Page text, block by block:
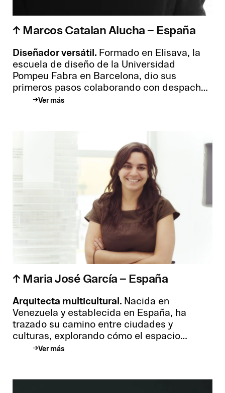
↑ Marcos Catalan Alucha – España
Diseñador versátil. Formado en Elisava, la
escuela de diseño de la Universidad
Pompeu Fabra en Barcelona, dio sus
primeros pasos colaborando con despachos
de arquitectura en los que cultivó una
Marcos Catalán Interiorismo, desde el cual
ha desarrollado proyectos integrales que
han consolidado su lugar en el campo de la
arquitectura de experiencias de interiores.
Ver más
↑ Maria José García – España
Arquitecta multicultural. Nacida en
Venezuela y establecida en España, ha
trazado su camino entre ciudades y
culturas, explorando cómo el espacio
urbano influye en nuestra vida cotidiana. Su
Caracas y Barcelona, donde ha aportado su
Ver más